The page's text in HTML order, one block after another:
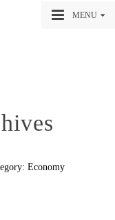
MENU
Economy